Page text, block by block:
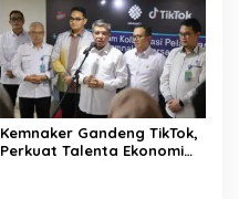
Kemnaker Gandeng TikTok,
Perkuat Talenta Ekonomi